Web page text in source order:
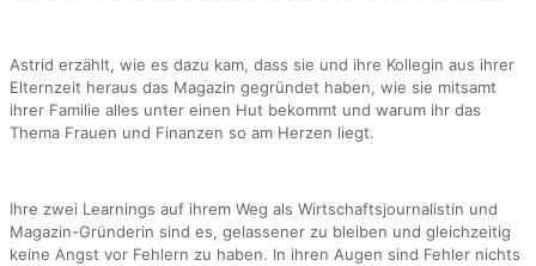
Astrid erzählt, wie es dazu kam, dass sie und ihre Kollegin aus ihrer
Elternzeit heraus das Magazin gegründet haben, wie sie mitsamt
ihrer Familie alles unter einen Hut bekommt und warum ihr das
Thema Frauen und Finanzen so am Herzen liegt.
Ihre zwei Learnings auf ihrem Weg als Wirtschaftsjournalistin und
Magazin-Gründerin sind es, gelassener zu bleiben und gleichzeitig
keine Angst vor Fehlern zu haben. In ihren Augen sind Fehler nichts